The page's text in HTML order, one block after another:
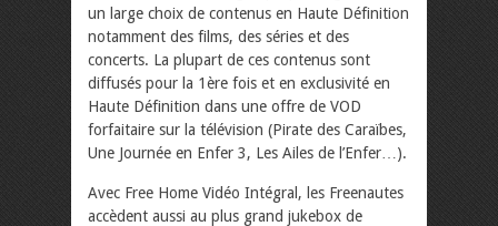
un large choix de contenus en Haute Définition
notamment des films, des séries et des
concerts. La plupart de ces contenus sont
diffusés pour la 1ère fois et en exclusivité en
Haute Définition dans une offre de VOD
forfaitaire sur la télévision (Pirate des Caraïbes,
Une Journée en Enfer 3, Les Ailes de l’Enfer…).
Avec Free Home Vidéo Intégral, les Freenautes
accèdent aussi au plus grand jukebox de